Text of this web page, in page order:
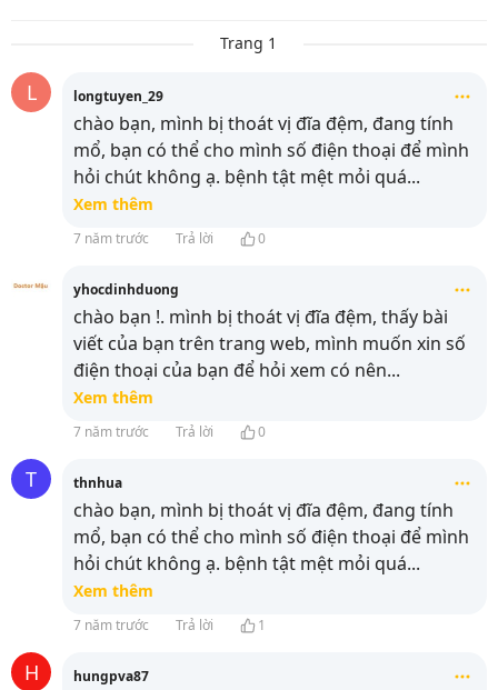
Trang 1
L longtuyen_29
chào bạn, mình bị thoát vị đĩa đệm, đang tính
mổ, bạn có thể cho mình số điện thoại để mình
hỏi chút không ạ. bệnh tật mệt mỏi quá...
Xem thêm
7 năm trước Trả lời 0
yhocdinhduong
chào bạn !. mình bị thoát vị đĩa đệm, thấy bài
viết của bạn trên trang web, mình muốn xin số
điện thoại của bạn để hỏi xem có nên...
Xem thêm
7 năm trước Trả lời 0
T thnhua
chào bạn, mình bị thoát vị đĩa đệm, đang tính
mổ, bạn có thể cho mình số điện thoại để mình
hỏi chút không ạ. bệnh tật mệt mỏi quá...
Xem thêm
7 năm trước Trả lời 1
H hungpva87